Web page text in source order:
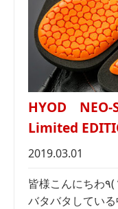
HYOD NEO-
Limited
2019.03.01
皆様こんにちわ٩( ‘ω’ )و 急遽な3店舗間人事異動で
バタバタしてい